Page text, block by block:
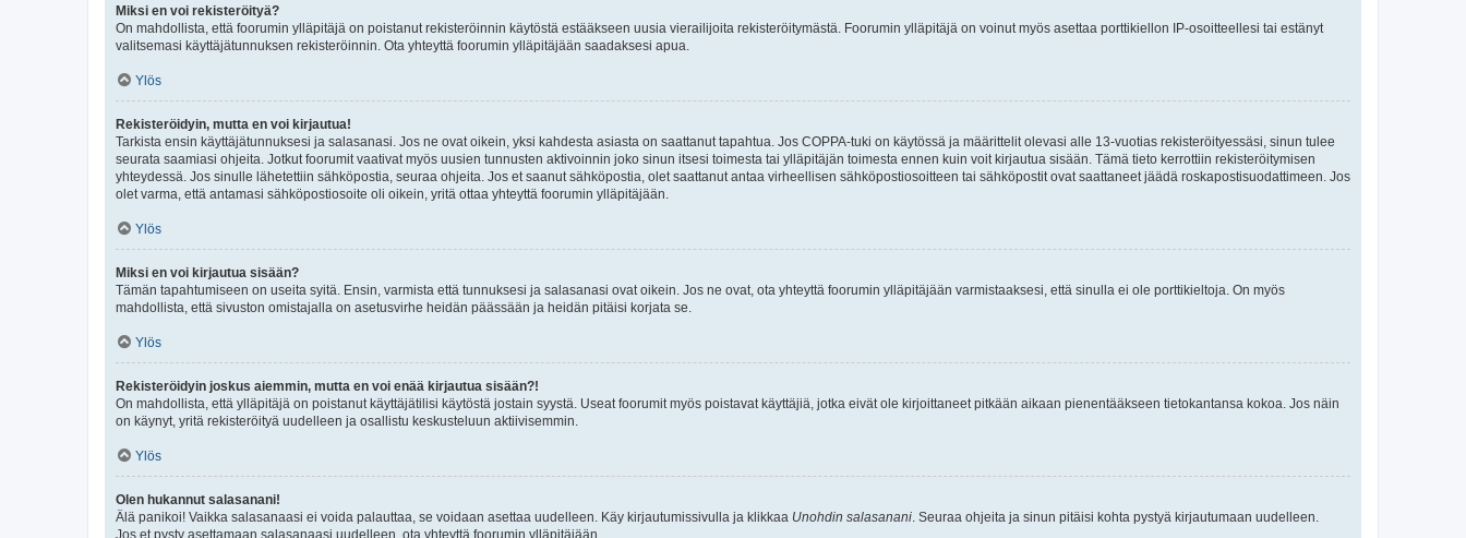
Miksi en voi rekisteröityä?
On mahdollista, että foorumin ylläpitäjä on poistanut rekisteröinnin käytöstä estääkseen uusia vierailijoita rekisteröitymästä. Foorumin ylläpitäjä on voinut myös asettaa porttikiellon IP-osoitteellesi tai estänyt
valitsemasi käyttäjätunnuksen rekisteröinnin. Ota yhteyttä foorumin ylläpitäjään saadaksesi apua.
Ylös
Rekisteröidyin, mutta en voi kirjautua!
Tarkista ensin käyttäjätunnuksesi ja salasanasi. Jos ne ovat oikein, yksi kahdesta asiasta on saattanut tapahtua. Jos COPPA-tuki on käytössä ja määrittelit olevasi alle 13-vuotias rekisteröityessäsi, sinun tulee
seurata saamiasi ohjeita. Jotkut foorumit vaativat myös uusien tunnusten aktivoinnin joko sinun itsesi toimesta tai ylläpitäjän toimesta ennen kuin voit kirjautua sisään. Tämä tieto kerrottiin rekisteröitymisen
yhteydessä. Jos sinulle lähetettiin sähköpostia, seuraa ohjeita. Jos et saanut sähköpostia, olet saattanut antaa virheellisen sähköpostiosoitteen tai sähköpostit ovat saattaneet jäädä roskapostisuodattimeen. Jos
olet varma, että antamasi sähköpostiosoite oli oikein, yritä ottaa yhteyttä foorumin ylläpitäjään.
Ylös
Miksi en voi kirjautua sisään?
Tämän tapahtumiseen on useita syitä. Ensin, varmista että tunnuksesi ja salasanasi ovat oikein. Jos ne ovat, ota yhteyttä foorumin ylläpitäjään varmistaaksesi, että sinulla ei ole porttikieltoja. On myös
mahdollista, että sivuston omistajalla on asetusvirhe heidän päässään ja heidän pitäisi korjata se.
Ylös
Rekisteröidyin joskus aiemmin, mutta en voi enää kirjautua sisään?!
On mahdollista, että ylläpitäjä on poistanut käyttäjätilisi käytöstä jostain syystä. Useat foorumit myös poistavat käyttäjiä, jotka eivät ole kirjoittaneet pitkään aikaan pienentääkseen tietokantansa kokoa. Jos näin
on käynyt, yritä rekisteröityä uudelleen ja osallistu keskusteluun aktiivisemmin.
Ylös
Olen hukannut salasanani!
Älä panikoi! Vaikka salasanaasi ei voida palauttaa, se voidaan asettaa uudelleen. Käy kirjautumissivulla ja klikkaa Unohdin salasanani. Seuraa ohjeita ja sinun pitäisi kohta pystyä kirjautumaan uudelleen.
Jos et pysty asettamaan salasanaasi uudelleen, ota yhteyttä foorumin ylläpitäjään.